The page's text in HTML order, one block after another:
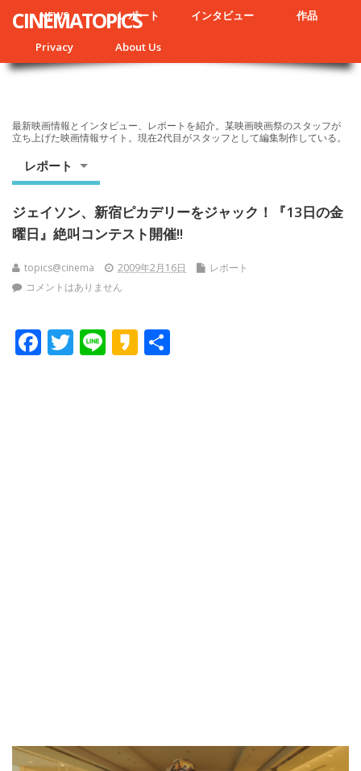
NEWS レポート インタビュー 作品
Privacy About Us
CINEMATOPICS
最新映画情報とインタビュー、レポートを紹介。某映画映画祭のスタッフが
立ち上げた映画情報サイト。現在2代目がスタッフとして編集制作している。
レポート
ジェイソン、新宿ピカデリーをジャック！『13日の金
曜日』絶叫コンテスト開催!!
topics@cinema 2009年2月16日
レポート
コメントはありません
F T Li K